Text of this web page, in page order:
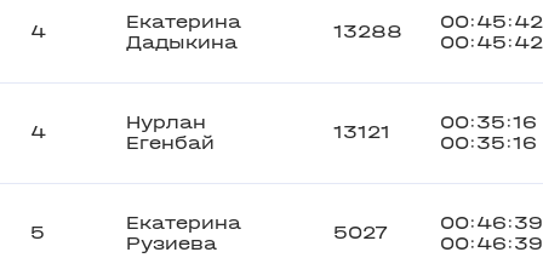
4
Екатерина
Дадыкина
13288
00:45:42
00:45:42
4
Нурлан
Егенбай
13121
00:35:16
00:35:16
5
Екатерина
Рузиева
5027
00:46:39
00:46:39